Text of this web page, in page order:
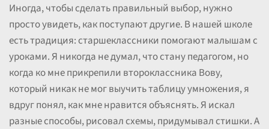
Иногда, чтобы сделать правильный выбор, нужно
просто увидеть, как поступают другие. В нашей школе
есть традиция: старшеклассники помогают малышам с
уроками. Я никогда не думал, что стану педагогом, но
когда ко мне прикрепили второклассника Вову,
который никак не мог выучить таблицу умножения, я
вдруг понял, как мне нравится объяснять. Я искал
разные способы, рисовал схемы, придумывал стишки. А